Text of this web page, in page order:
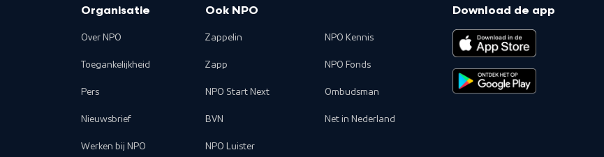
Organisatie
Over NPO
Toegankelijkheid
Pers
Nieuwsbrief
Werken bij NPO
Ook NPO
Zappelin
Zapp
NPO Start Next
BVN
NPO Luister
NPO Kennis
NPO Fonds
Ombudsman
Net in Nederland
Download de app